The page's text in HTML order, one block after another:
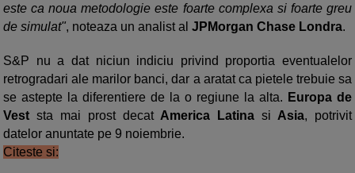
este ca noua metodologie este foarte complexa si foarte greu
de simulat", noteaza un analist al JPMorgan Chase Londra.
S&P nu a dat niciun indiciu privind proportia eventualelor
retrogradari ale marilor banci, dar a aratat ca pietele trebuie sa
se astepte la diferentiere de la o regiune la alta. Europa de
Vest sta mai prost decat America Latinasi Asia, potrivit
datelor anuntate pe 9 noiembrie.
Citeste si: